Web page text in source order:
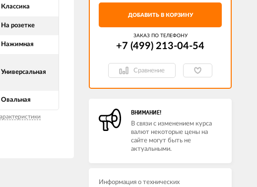
Классика
На розетке
Нажимная
Универсальная
Овальная
ДОБАВИТЬ В КОРЗИНУ
ЗАКАЗ ПО ТЕЛЕФОНУ
+7 (499) 213-04-54​
Сравнение
ВНИМАНИЕ!
В связи с изменением курса
валют некоторые цены на
сайте могут быть не
актуальными.
Информация о технических